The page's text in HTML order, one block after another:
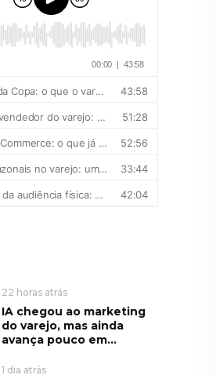
22 horas atrás
IA chegou ao marketing
do varejo, mas ainda
avança pouco em...
1 dia atrás